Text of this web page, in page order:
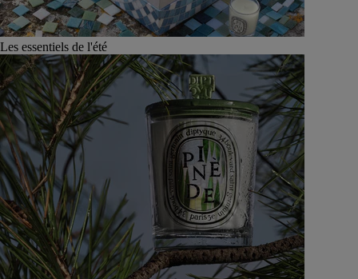
Les essentiels de l'été